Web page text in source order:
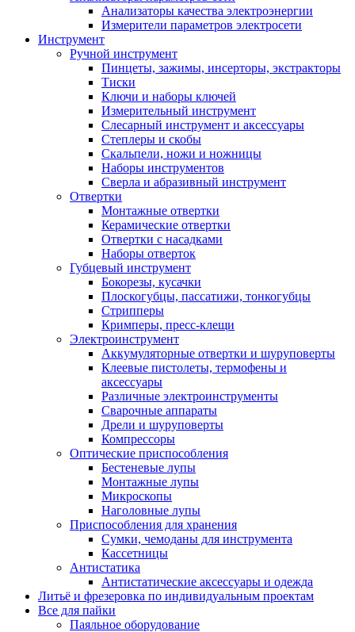
Анализаторы качества электроэнергии
Измерители параметров электросети
Инструмент
Ручной инструмент
Пинцеты, зажимы, инсерторы, экстракторы
Тиски
Ключи и наборы ключей
Измерительный инструмент
Слесарный инструмент и аксессуары
Степлеры и скобы
Скальпели, ножи и ножницы
Наборы инструментов
Сверла и абразивный инструмент
Отвертки
Монтажные отвертки
Керамические отвертки
Отвертки с насадками
Наборы отверток
Губцевый инструмент
Бокорезы, кусачки
Плоскогубцы, пассатижи, тонкогубцы
Стрипперы
Кримперы, пресс-клещи
Электроинструмент
Аккумуляторные отвертки и шуруповерты
Клеевые пистолеты, термофены и
аксессуары
Различные электроинструменты
Сварочные аппараты
Дрели и шуруповерты
Компрессоры
Оптические приспособления
Бестеневые лупы
Монтажные лупы
Микроскопы
Наголовные лупы
Приспособления для хранения
Сумки, чемоданы для инструмента
Кассетницы
Антистатика
Антистатические аксессуары и одежда
Литьё и фрезеровка по индивидуальным проектам
Все для пайки
Паяльное оборудование